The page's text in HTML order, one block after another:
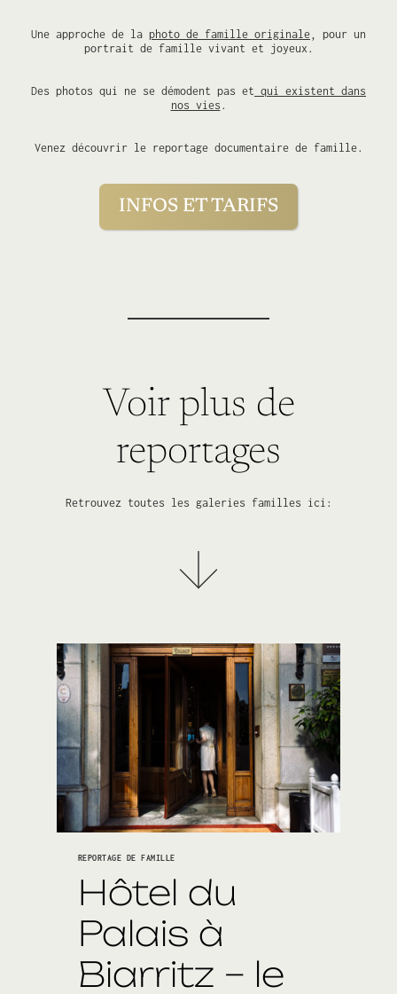
Une approche de la photo de famille originale, pour un
portrait de famille vivant et joyeux.
Des photos qui ne se démodent pas et qui existent dans
nos vies .
Venez découvrir le reportage documentaire de famille.
INFOS ET TARIFS
Voir plus de
reportages
Retrouvez toutes les galeries familles ici:
REPORTAGE DE FAMILLE
Hôtel du
Palais à
Biarritz – le